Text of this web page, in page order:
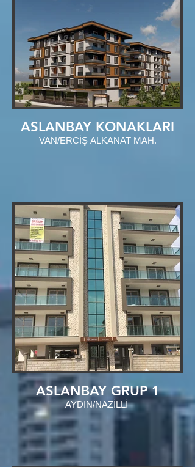
ASLANBAY KONAKLARI
VAN/ERCİŞ ALKANAT MAH.
ASLANBAY GRUP 1
AYDIN/NAZİLLİ